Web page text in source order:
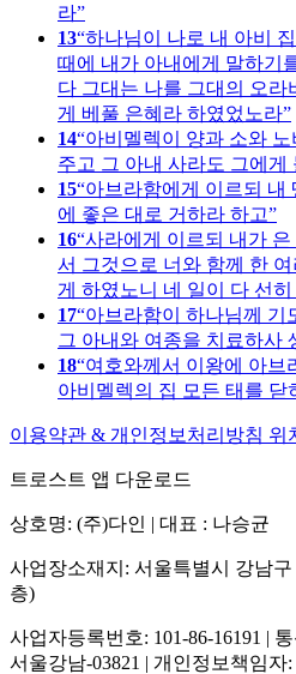
라
13 하나님이 나로 내 아비
때에 내가 아내에게 말하기
다 그대는 나를 그대의 오라
게 베풀 은혜라 하였었노라
14 아비멜렉이 양과 소와
주고 그 아내 사라도 그에게
15 아브라함에게 이르되 내
에 좋은 대로 거하라 하고
16 사라에게 이르되 내가
서 그것으로 너와 함께 한
게 하였노니 네 일이 다 선
17 아브라함이 하나님께 기
그 아내와 여종을 치료하사
18 여호와께서 이왕에 아브
아비멜렉의 집 모든 태를 닫
이용약관 & 개인정보처리방침 위
트로스트 앱 다운로드
상호명: (주)다인 | 대표 : 나승균
사업장소재지: 서울특별시 강남
층)
사업자등록번호: 101-86-16191 |
서울강남-03821 | 개인정보책임자: